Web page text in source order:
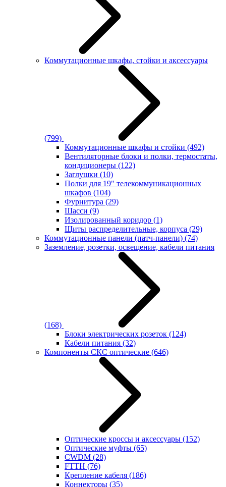
Коммутационные шкафы, стойки и аксессуары
(799)
Коммутационные шкафы и стойки (492)
Вентиляторные блоки и полки, термостаты,
кондиционеры (122)
Заглушки (10)
Полки для 19" телекоммуникационных
шкафов (104)
Фурнитура (29)
Шасси (9)
Изолированный коридор (1)
Щиты распределительные, корпуса (29)
Коммутационные панели (патч-панели) (74)
Заземление, розетки, освещение, кабели питания
(168)
Блоки электрических розеток (124)
Кабели питания (32)
Компоненты СКС оптические (646)
Оптические кроссы и аксессуары (152)
Оптические муфты (65)
CWDM (28)
FTTH (76)
Крепление кабеля (186)
Коннекторы (35)